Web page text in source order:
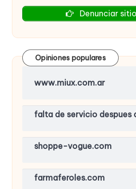
Denunciar
Opiniones populares
www.miux.com.ar
falta de servicio despues
shoppe-vogue.com
farmaferoles.com